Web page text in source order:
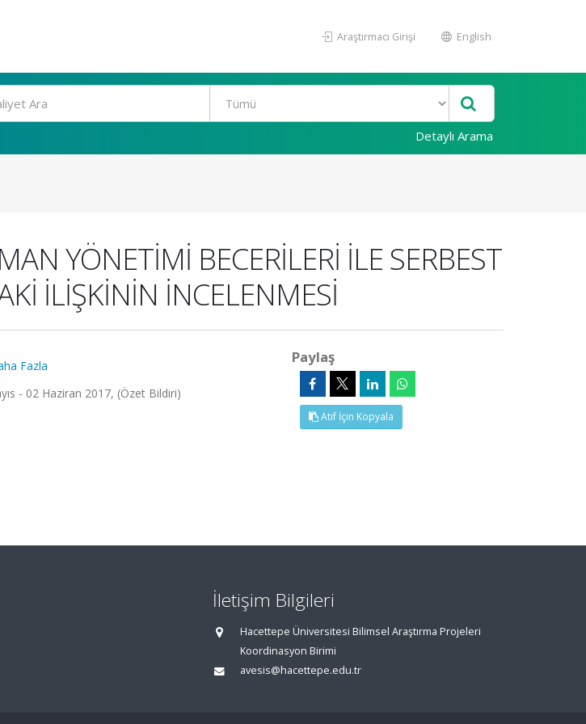
Araştırmacı Girişi English
Detaylı Arama
YÖNETİMİ BECERİLERİ İLE SERBEST
İLİŞKİNİN İNCELENMESİ
Fazla
- 02 Haziran 2017, (Özet Bildiri)
Paylaş
Atıf İçin Kopyala
İletişim Bilgileri
Hacettepe Üniversitesi Bilimsel Araştırma Projeleri
Koordinasyon Birimi
avesis@hacettepe.edu.tr